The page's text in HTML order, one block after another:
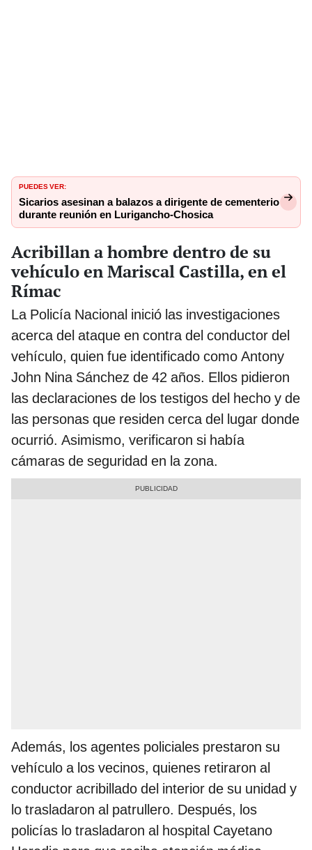
PUEDES VER:
Sicarios asesinan a balazos a dirigente de cementerio
durante reunión en Lurigancho-Chosica
Acribillan a hombre dentro de su
vehículo en Mariscal Castilla, en el
Rímac
La Policía Nacional inició las investigaciones
acerca del ataque en contra del conductor del
vehículo, quien fue identificado como Antony
John Nina Sánchez de 42 años. Ellos pidieron
las declaraciones de los testigos del hecho y de
las personas que residen cerca del lugar donde
ocurrió. Asimismo, verificaron si había
cámaras de seguridad en la zona.
Además, los agentes policiales prestaron su
vehículo a los vecinos, quienes retiraron al
conductor acribillado del interior de su unidad y
lo trasladaron al patrullero. Después, los
policías lo trasladaron al hospital Cayetano